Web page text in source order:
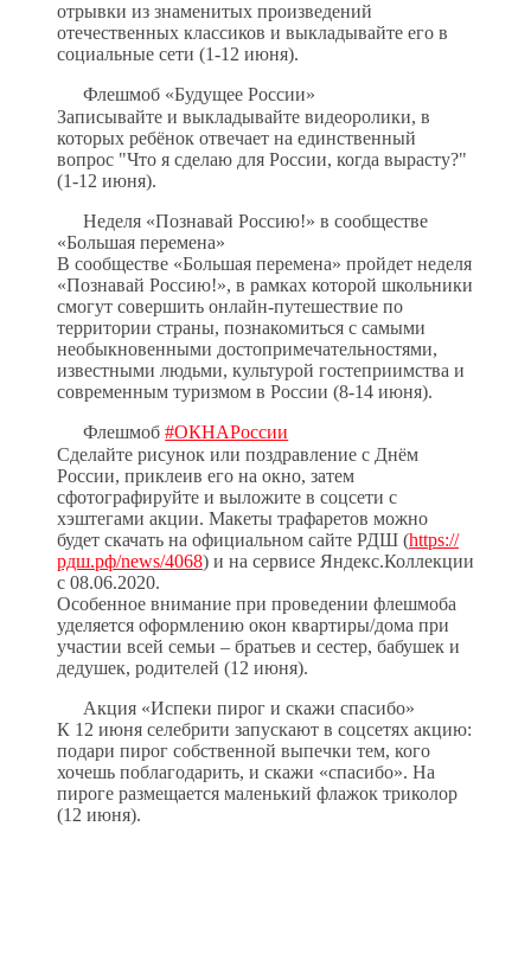
отрывки из знаменитых произведений
отечественных классиков и выкладывайте его в
социальные сети (1-12 июня).
Флешмоб «Будущее России»
Записывайте и выкладывайте видеоролики, в
которых ребёнок отвечает на единственный
вопрос "Что я сделаю для России, когда вырасту?"
(1-12 июня).
Неделя «Познавай Россию!» в сообществе
«Большая перемена»
В сообществе «Большая перемена» пройдет неделя
«Познавай Россию!», в рамках которой школьники
смогут совершить онлайн-путешествие по
территории страны, познакомиться с самыми
необыкновенными достопримечательностями,
известными людьми, культурой гостеприимства и
современным туризмом в России (8-14 июня).
Флешмоб#ОКНАРоссии
Сделайте рисунок или поздравление с Днём
России, приклеив его на окно, затем
сфотографируйте и выложите в соцсети с
хэштегами акции. Макеты трафаретов можно
будет скачать на официальном сайте РДШ (https://
рдш.рф/news/4068) и на сервисе Яндекс.Коллекции
с 08.06.2020.
Особенное внимание при проведении флешмоба
уделяется оформлению окон квартиры/дома при
участии всей семьи – братьев и сестер, бабушек и
дедушек, родителей (12 июня).
Акция «Испеки пирог и скажи спасибо»
К 12 июня селебрити запускают в соцсетях акцию:
подари пирог собственной выпечки тем, кого
хочешь поблагодарить, и скажи «спасибо». На
пироге размещается маленький флажок триколор
(12 июня).